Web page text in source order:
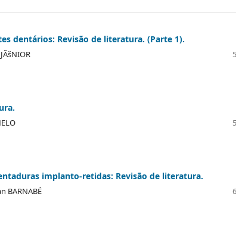
dentários: Revisão de literatura. (Parte 1).
implanto-retidas: Revisão de literatura.
BARNABÉ